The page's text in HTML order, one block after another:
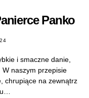
Panko
i smaczne danie,
naszym przepisie
chrupiące na zewnątrz